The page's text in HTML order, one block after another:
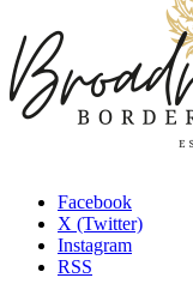
Facebook
X (Twitter)
Instagram
RSS